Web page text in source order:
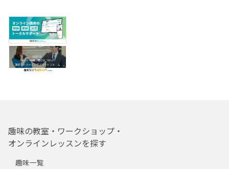
趣味の教室・ワークショップ・
オンラインレッスンを探す
趣味一覧